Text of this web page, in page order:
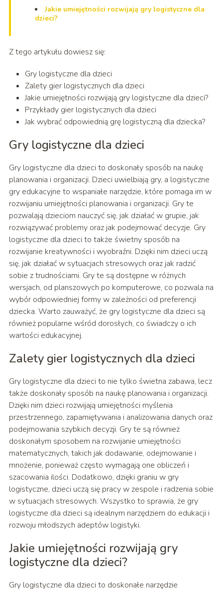
Jakie umiejętności rozwijają gry logistyczne dla
dzieci?
Z tego artykułu dowiesz się:
Gry logistyczne dla dzieci
Zalety gier logistycznych dla dzieci
Jakie umiejętności rozwijają gry logistyczne dla dzieci?
Przykłady gier logistycznych dla dzieci
Jak wybrać odpowiednią grę logistyczną dla dziecka?
Gry logistyczne dla dzieci
Gry logistyczne dla dzieci to doskonały sposób na naukę
planowania i organizacji. Dzieci uwielbiają gry, a logistyczne
gry edukacyjne to wspaniałe narzędzie, które pomaga im w
rozwijaniu umiejętności planowania i organizacji. Gry te
pozwalają dzieciom nauczyć się, jak działać w grupie, jak
rozwiązywać problemy oraz jak podejmować decyzje. Gry
logistyczne dla dzieci to także świetny sposób na
rozwijanie kreatywności i wyobraźni. Dzięki nim dzieci uczą
się, jak działać w sytuacjach stresowych oraz jak radzić
sobie z trudnościami. Gry te są dostępne w różnych
wersjach, od planszowych po komputerowe, co pozwala na
wybór odpowiedniej formy w zależności od preferencji
dziecka. Warto zauważyć, że gry logistyczne dla dzieci są
również popularne wśród dorosłych, co świadczy o ich
wartości edukacyjnej.
Zalety gier logistycznych dla dzieci
Gry logistyczne dla dzieci to nie tylko świetna zabawa, lecz
także doskonały sposób na naukę planowania i organizacji.
Dzięki nim dzieci rozwijają umiejętności myślenia
przestrzennego, zapamiętywania i analizowania danych oraz
podejmowania szybkich decyzji. Gry te są również
doskonałym sposobem na rozwijanie umiejętności
matematycznych, takich jak dodawanie, odejmowanie i
mnożenie, ponieważ często wymagają one obliczeń i
szacowania ilości. Dodatkowo, dzięki graniu w gry
logistyczne, dzieci uczą się pracy w zespole i radzenia sobie
w sytuacjach stresowych. Wszystko to sprawia, że gry
logistyczne dla dzieci są idealnym narzędziem do edukacji i
rozwoju młodszych adeptów logistyki.
Jakie umiejętności rozwijają gry
logistyczne dla dzieci?
Gry logistyczne dla dzieci to doskonałe narzędzie